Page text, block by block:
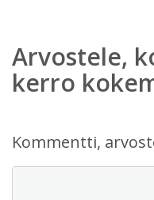
Arvostele,
kerro
Kommentti,